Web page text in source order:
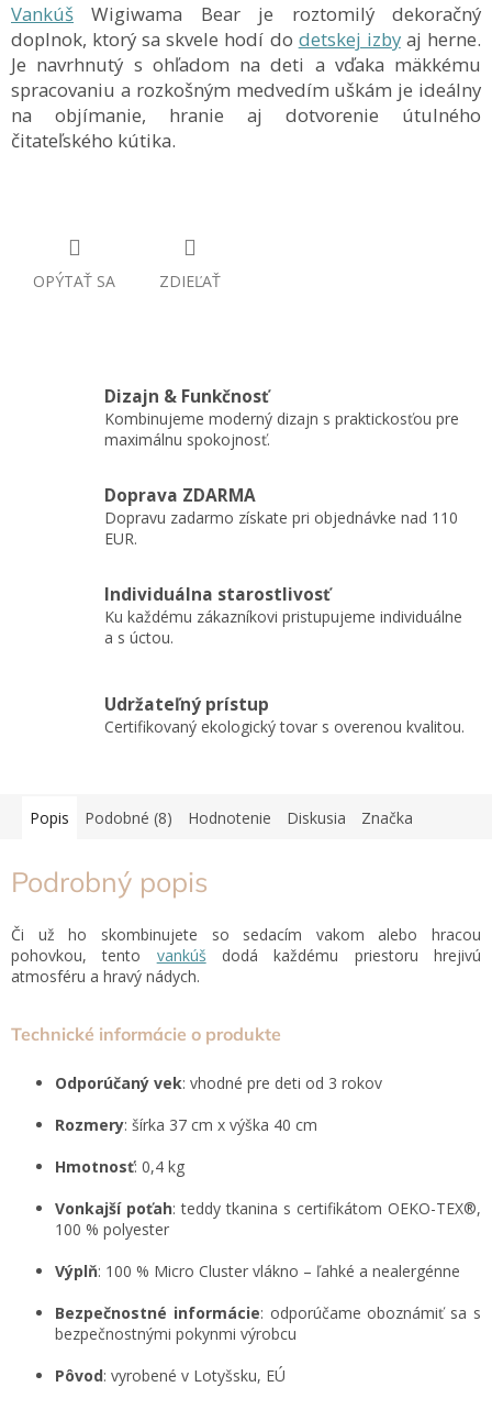
Vankúš Wigiwama Bear je roztomilý dekoračný
doplnok, ktorý sa skvele hodí do detskej izbyaj herne.
Je navrhnutý s ohľadom na deti a vďaka mäkkému
spracovaniu a rozkošným medvedím uškám je ideálny
na objímanie, hranie aj dotvorenie útulného
čitateľského kútika.
OPÝTAŤ SA ZDIEĽAŤ
Dizajn & Funkčnosť
Kombinujeme moderný dizajn s praktickosťou pre
maximálnu spokojnosť.
Doprava ZDARMA
Dopravu zadarmo získate pri objednávke nad 110
EUR.
Individuálna starostlivosť
Ku každému zákazníkovi pristupujeme individuálne
a s úctou.
Udržateľný prístup
Certifikovaný ekologický tovar s overenou kvalitou.
Popis Podobné (8) Hodnotenie Diskusia Značka
Podrobný popis
Či už ho skombinujete so sedacím vakom alebo hracou
pohovkou, tento vankúš dodá každému priestoru hrejivú
atmosféru a hravý nádych.
Technické informácie o produkte
Odporúčaný vek: vhodné pre deti od 3 rokov
Rozmery: šírka 37 cm x výška 40 cm
Hmotnosť: 0,4 kg
Vonkajší poťah: teddy tkanina s certifikátom OEKO-TEX®,
100 % polyester
Výplň: 100 % Micro Cluster vlákno – ľahké a nealergénne
Bezpečnostné informácie: odporúčame oboznámiť sa s
bezpečnostnými pokynmi výrobcu
Pôvod: vyrobené v Lotyšsku, EÚ